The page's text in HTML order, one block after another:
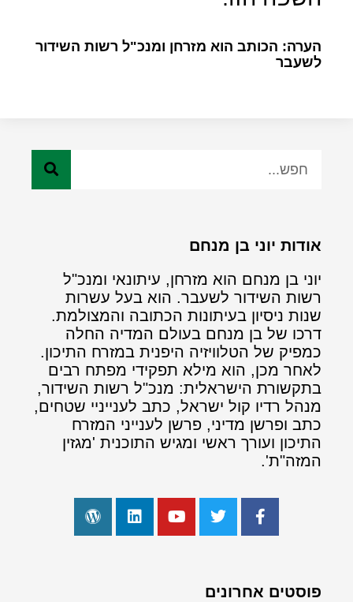
הערה: הכותב הוא מזרחן ומנכ"ל רשות השידור
לשעבר
אודות יוני בן מנחם
יוני בן מנחם הוא מזרחן, עיתונאי ומנכ"ל
רשות השידור לשעבר. הוא בעל עשרות
שנות ניסיון בעיתונות הכתובה והמצולמת.
דרכו של בן מנחם בעולם המדיה החלה
כמפיק של הטלוויזיה היפנית במזרח התיכון.
לאחר מכן, הוא מילא תפקידי מפתח רבים
בתקשורת הישראלית: מנכ"ל רשות השידור,
מנהל רדיו קול ישראל, כתב לענייניי שטחים,
כתב ופרשן מדיני, פרשן לענייני המזרח
התיכון ועורך ראשי ומגיש התוכנית 'מגזין
המזה"ת'.
פוסטים אחרונים